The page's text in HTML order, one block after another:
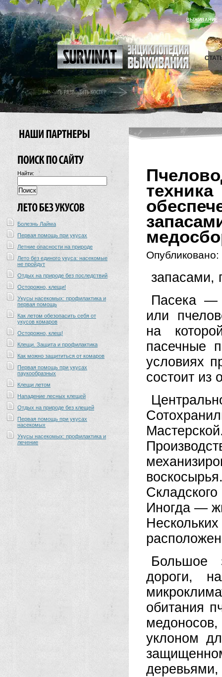
ВЫЖИВАНИЕ
Найти:
Болезнь Лайма
Первая помощь при укусах
Летние опасности на природе
Лето без единого укуса: насекомые
не пройдут
Отдых на природе без последствий
Осторожно, клещи!
Укусы насекомых: профилактика и
первая помощь
Как летом обезопасить себя от
укусов комаров
Осторожно, клещ!
Клещи. Защита и профилактика
Как можно защититься от комаров
Первая помощь при укусах
паукообразных
Клещи летом
Нападение лесных клещей
Отдых на природе без клещей
Первая помощь при укусах
насекомых
Укусы насекомых: профилактика и
лечение
Опубликовано:
запасами,
Пасека —
или
на
пасечные
условиях
состоит из
Иногда —
Большое
дороги,
обитания
уклоном
деревьями,